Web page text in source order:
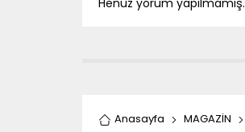
Henüz yorum yapılmamış.
Anasayfa MAGAZİN